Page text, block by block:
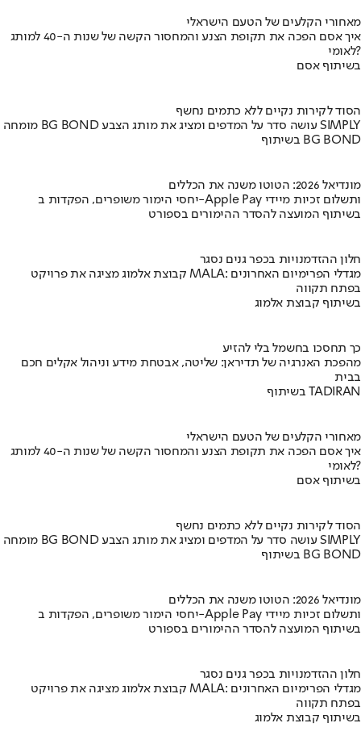
מאחורי הקלעים של הטעם הישראלי
איך אסם הפכה את תקופת הצנע והמחסור הקשה של שנות ה-40 למותג
לאומי?
בשיתוף אסם
הסוד לקירות נקיים ללא כתמים נחשף
מומחה BG BOND עושה סדר על המדפים ומציג את מותג הצבע SIMPLY
בשיתוף BG BOND
מונדיאל 2026: הטוטו משנה את הכללים
יחסי הימור משופרים, הפקדות ב-Apple Pay ותשלום זכיות מיידי
בשיתוף המועצה להסדר ההימורים בספורט
חלון ההזדמנויות בכפר גנים נסגר
קבוצת אלמוג מציגה את פרויקט MALA: מגדלי הפרימיום האחרונים
בפתח תקווה
בשיתוף קבוצת אלמוג
כך תחסכו בחשמל בלי להזיע
מהפכת האנרגיה של תדיראן: שליטה, אבטחת מידע וניהול אקלים חכם
בבית
בשיתוף TADIRAN
מאחורי הקלעים של הטעם הישראלי
איך אסם הפכה את תקופת הצנע והמחסור הקשה של שנות ה-40 למותג
לאומי?
בשיתוף אסם
הסוד לקירות נקיים ללא כתמים נחשף
מומחה BG BOND עושה סדר על המדפים ומציג את מותג הצבע SIMPLY
בשיתוף BG BOND
מונדיאל 2026: הטוטו משנה את הכללים
יחסי הימור משופרים, הפקדות ב-Apple Pay ותשלום זכיות מיידי
בשיתוף המועצה להסדר ההימורים בספורט
חלון ההזדמנויות בכפר גנים נסגר
קבוצת אלמוג מציגה את פרויקט MALA: מגדלי הפרימיום האחרונים
בפתח תקווה
בשיתוף קבוצת אלמוג